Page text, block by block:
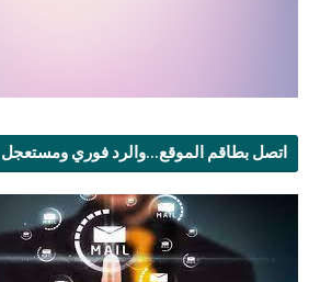
اتصل بطاقم الموقع...والرد فوري ومستعجل